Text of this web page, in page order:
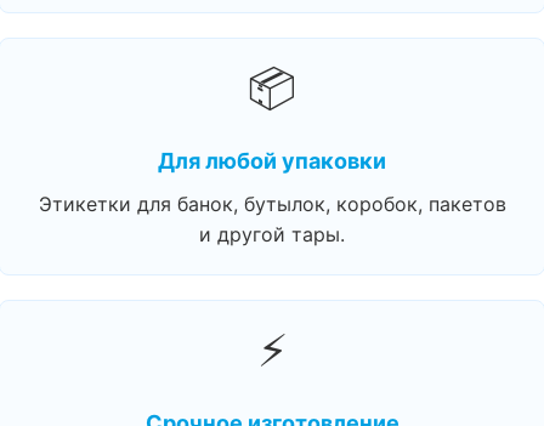
📦
Для любой упаковки
Этикетки для банок, бутылок, коробок, пакетов
и другой тары.
⚡